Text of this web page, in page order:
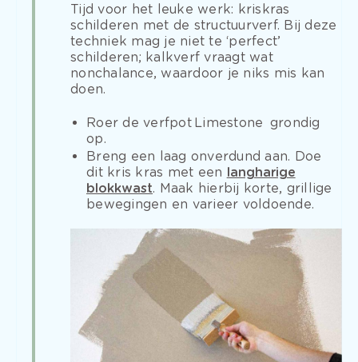
Tijd voor het leuke werk: kriskras
schilderen met de structuurverf. Bij deze
techniek mag je niet te ‘perfect’
schilderen; kalkverf vraagt wat
nonchalance, waardoor je niks mis kan
doen.
Roer de verfpot Limestone grondig
op.
Breng een laag onverdund aan. Doe
dit kris kras met een langharige
blokkwast. Maak hierbij korte, grillige
bewegingen en varieer voldoende.